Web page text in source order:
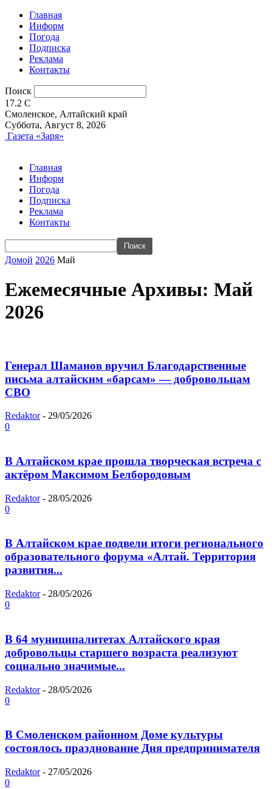
Главная
Информ
Погода
Подписка
Реклама
Контакты
Поиск
17.2 C
Смоленское, Алтайский край
Суббота, Август 8, 2026
Газета «Заря»
Главная
Информ
Погода
Подписка
Реклама
Контакты
Домой 2026 Май
Ежемесячные Архивы: Май
2026
Генерал Шаманов вручил Благодарственные
письма алтайским «барсам» — добровольцам
СВО
Redaktor - 29/05/2026
0
В Алтайском крае прошла творческая встреча с
актёром Максимом Белбородовым
Redaktor - 28/05/2026
0
В Алтайском крае подвели итоги регионального
образовательного форума «Алтай. Территория
развития...
Redaktor - 28/05/2026
0
В 64 муниципалитетах Алтайского края
добровольцы старшего возраста реализуют
социально значимые...
Redaktor - 28/05/2026
0
В Смоленском районном Доме культуры
состоялось празднование Дня предпринимателя
Redaktor - 27/05/2026
0